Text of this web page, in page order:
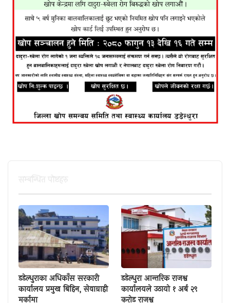
सम्बन्धित पाेष्टहरु
डडेल्धुराका अधिकाँस सरकारी
कार्यालय प्रमुख बिहिन, सेवाग्राही
मर्कामा
डडेल्धुरा आन्तरिक राजश्व
कार्यालयले उठायो १ अर्ब २९
करोड राजश्व